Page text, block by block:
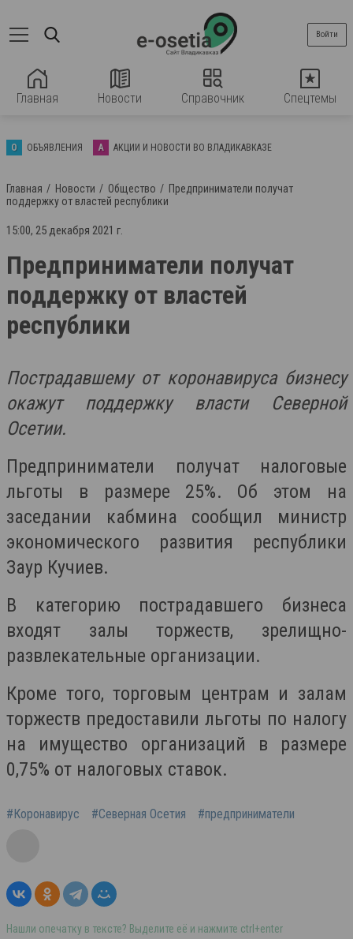
Главная Новости Справочник Спецтемы
Войти
О ОБЪЯВЛЕНИЯ А АКЦИИ И НОВОСТИ ВО ВЛАДИКАВКАЗЕ
Главная Новости Общество
Предприниматели получат
поддержку от властей республики
15:00, 25 декабря 2021 г.
Предприниматели получат
поддержку от властей
республики
Пострадавшему от коронавируса бизнесу
окажут поддержку власти Северной
Осетии.
Предприниматели получат налоговые
льготы в размере 25%. Об этом на
заседании кабмина сообщил министр
экономического развития республики
Заур Кучиев.
В категорию пострадавшего бизнеса
входят залы торжеств, зрелищно-
развлекательные организации.
Кроме того, торговым центрам и залам
торжеств предоставили льготы по налогу
на имущество организаций в размере
0,75% от налоговых ставок.
#Коронавирус #Северная Осетия #предприниматели
Нашли опечатку в тексте? Выделите её и нажмите ctrl+enter